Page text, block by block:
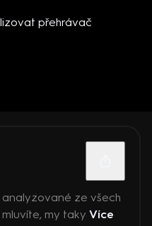
přehrávač
ze všech
my taky Více